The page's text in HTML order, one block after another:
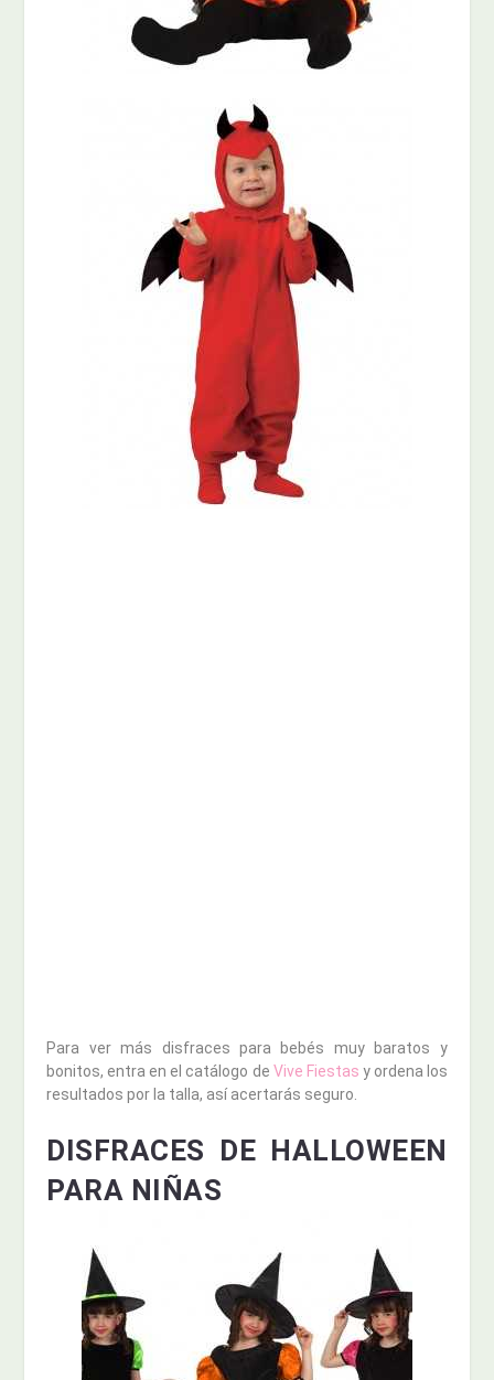
Para ver más disfraces para bebés muy baratos y
bonitos, entra en el catálogo de Vive Fiestas y ordena los
resultados por la talla, así acertarás seguro.
DISFRACES DE HALLOWEEN
PARA NIÑAS